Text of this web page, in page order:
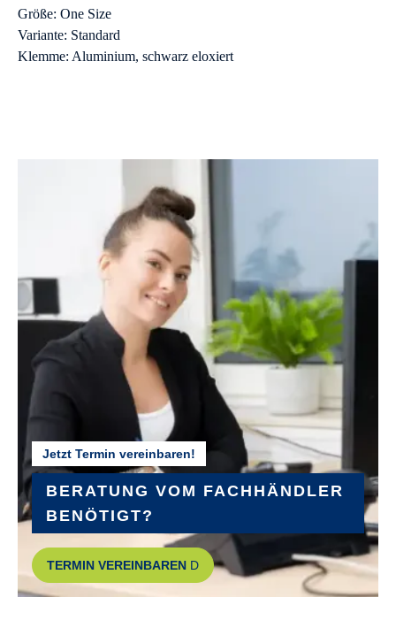
Größe: One Size
Variante: Standard
Klemme: Aluminium, schwarz eloxiert
Jetzt Termin vereinbaren!
BERATUNG VOM FACHHÄNDLER
BENÖTIGT?
TERMIN VEREINBAREN